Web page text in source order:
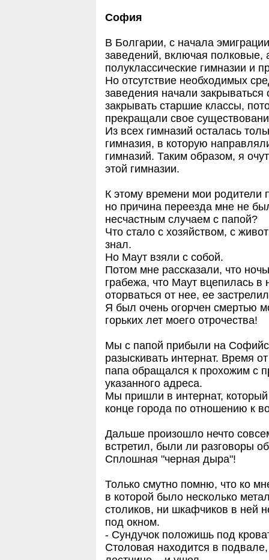
София
В Болгарии, с начала
заведений, включая полковые,
полуклассические гимназии и
Но отсутствие необходимых
заведения начали
закрывать старшие классы,
прекращали свое
Из всех гимназий осталась
гимназия, в которую
гимназий. Таким образом, я
этой гимназии.
К этому времени мои родители
но причина переезда мне не
несчастным случаем с папой?
Что стало с хозяйством, с
знал.
Но Маут взяли с собой.
Потом мне рассказали, что
грабежа, что Маут вцепилась в
оторваться от нее, ее
Я был очень огорчен смертью
горьких лет моего отрочества!
Мы с папой прибыли на
разыскивать интернат. Время
папа обращался к прохожим с
указанного адреса.
Мы пришли в интернат,
конце города по отношению к
Дальше произошло нечто
встретил, были ли разговоры
Сплошная "черная дыра"!
Только смутно помню, что ко
в которой было несколько
столиков, ни шкафчиков в ней
под окном.
- Сундучок положишь под
Столовая находится в